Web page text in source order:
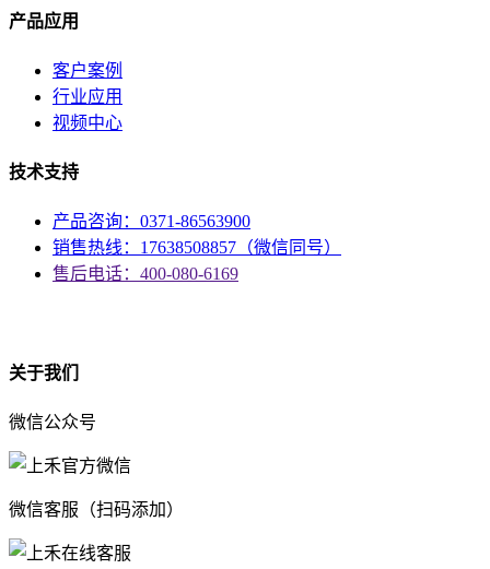
产品应用
客户案例
行业应用
视频中心
技术支持
产品咨询：0371-86563900
销售热线：17638508857（微信同号）
售后电话：400-080-6169
关于我们
微信公众号
微信客服（扫码添加）